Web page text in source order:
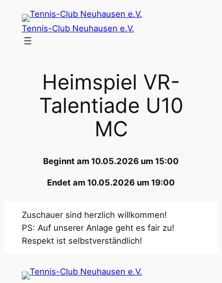
Inhalt
springen
Tennis-Club Neuhausen e.V.
Heimspiel VR-
Talentiade U10
MC
Beginnt am 10.05.2026 um 15:00
Endet am 10.05.2026 um 19:00
Zuschauer sind herzlich willkommen!
PS: Auf unserer Anlage geht es fair zu!
Respekt ist selbstverständlich!